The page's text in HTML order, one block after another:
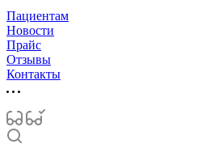
Пациентам
Новости
Прайс
Отзывы
Контакты